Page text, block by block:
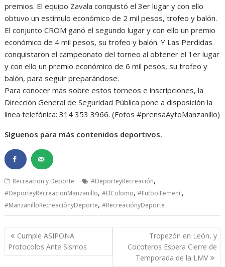
premios. El equipo Zavala conquistó el 3er lugar y con ello
obtuvo un estímulo económico de 2 mil pesos, trofeo y balón.
El conjunto CROM ganó el segundo lugar y con ello un premio
económico de 4 mil pesos, su trofeo y balón. Y Las Perdidas
conquistaron el campeonato del torneo al obtener el 1er lugar
y con ello un premio económico de 6 mil pesos, su trofeo y
balón, para seguir preparándose.
Para conocer más sobre estos torneos e inscripciones, la
Dirección General de Seguridad Pública pone a disposición la
línea telefónica: 314 353 3966. (Fotos #prensaAytoManzanillo)
Síguenos para más contenidos deportivos.
Recreacion y Deporte #DeporteyRecreación,
#DeporteyRecreacionManzanillo,#ElColomo,#FutbolFemenil,
#ManzanilloRecreaciónyDeporte,#RecreaciónyDeporte
Navegación
de
entradas
Cumple ASIPONA
Protocolos Ante Sismos
Tropezón en León, y
Cocoteros Espera Cierre de
Temporada de la LMV